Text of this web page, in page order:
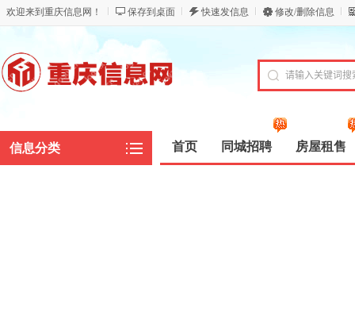
欢迎来到重庆信息网！ 保存到桌面 快速发信息 修改/删除信息
信息分类 首页 同城招聘 房屋租售